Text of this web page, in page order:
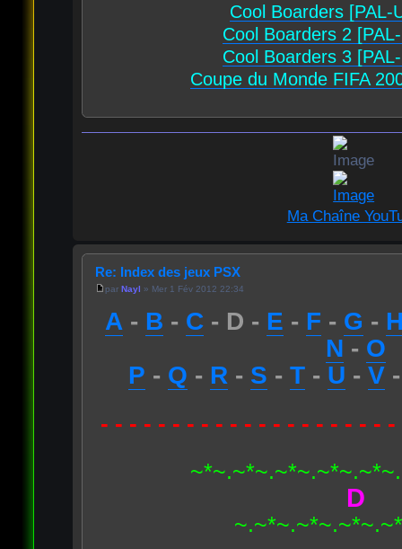
Cool Boarders [PAL-
Cool Boarders 2
Cool Boarders 3
Coupe du Monde FIFA
Ma Chaîne
Re: Index des jeux PSX
par Nayl » Mer 1 Fév 2012 22:34
A - B - C - D - E - F - G -
N - O
P - Q - R - S - T- U - V
- - - - - - - - - - - - - - - - - - - -
D